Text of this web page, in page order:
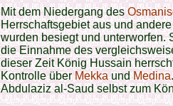
Mit dem Niedergang des
Herrschaftsgebiet aus und
wurden besiegt und unterworfen.
die Einnahme des
dieser Zeit König Hussain
Kontrolle überMekkaundMedina
Abdulaziz al-Saud selbst zum